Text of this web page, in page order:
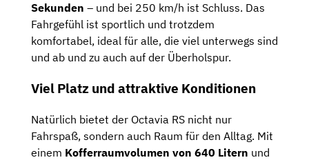
Sekunden – und bei 250 km/h ist Schluss. Das
Fahrgefühl ist sportlich und trotzdem
komfortabel, ideal für alle, die viel unterwegs sind
und ab und zu auch auf der Überholspur.
Viel Platz und attraktive Konditionen
Natürlich bietet der Octavia RS nicht nur
Fahrspaß, sondern auch Raum für den Alltag. Mit
einem Kofferraumvolumen von 640 Litern und